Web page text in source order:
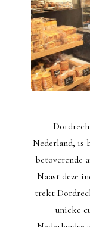
Nederland, is
betoverende
Naast deze
trekt
unieke